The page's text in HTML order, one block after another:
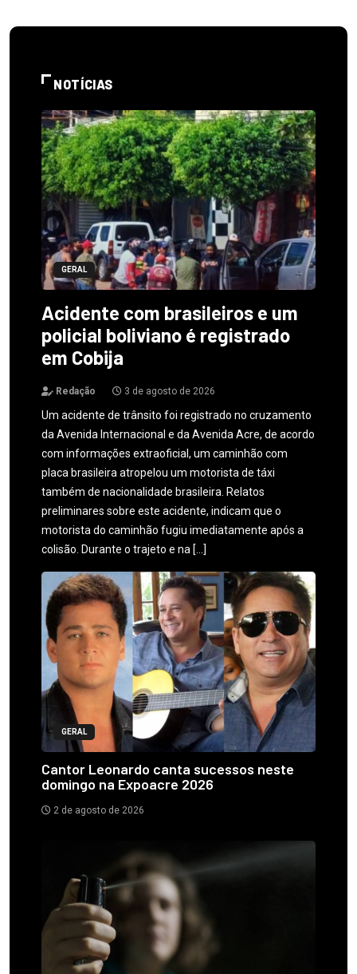
NOTÍCIAS
GERAL
Acidente com brasileiros e um
policial boliviano é registrado
em Cobija
Redação 3 de agosto de 2026
Um acidente de trânsito foi registrado no cruzamento
da Avenida Internacional e da Avenida Acre, de acordo
com informações extraoficial, um caminhão com
placa brasileira atropelou um motorista de táxi
também de nacionalidade brasileira. Relatos
preliminares sobre este acidente, indicam que o
motorista do caminhão fugiu imediatamente após a
colisão. Durante o trajeto e na […]
GERAL
Cantor Leonardo canta sucessos neste
domingo na Expoacre 2026
2 de agosto de 2026